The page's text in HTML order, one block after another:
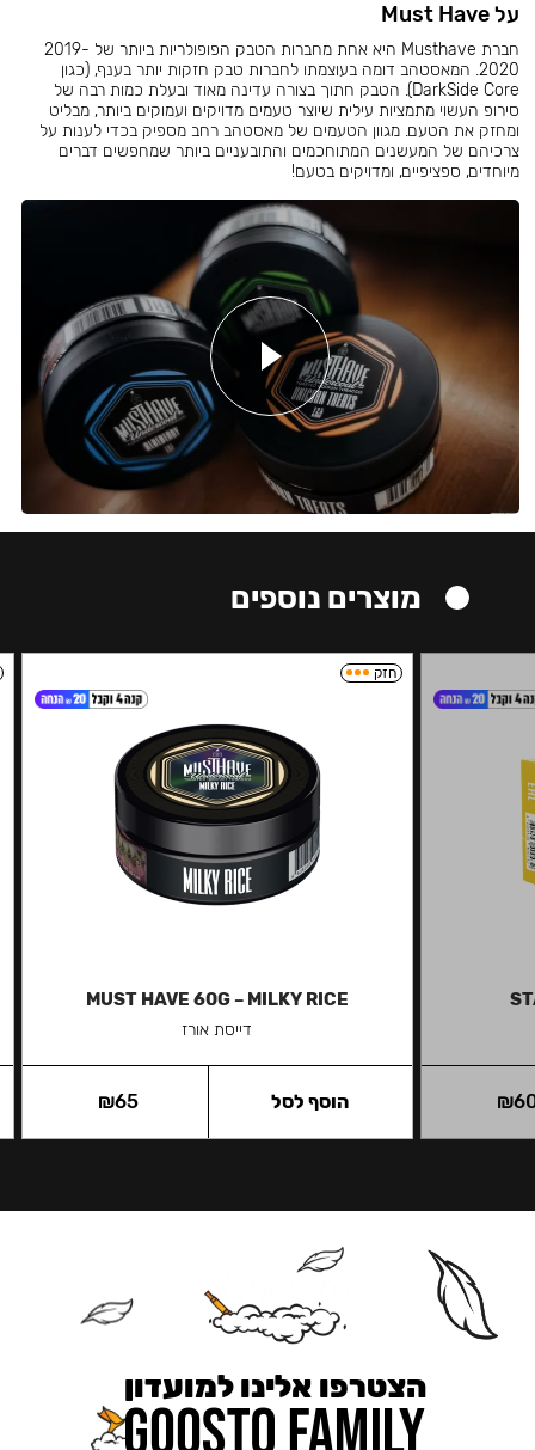
על Must Have
חברת Musthave היא אחת מחברות הטבק הפופולריות ביותר של 2019-
2020. המאסטהב דומה בעוצמתו לחברות טבק חזקות יותר בענף, (כגון
DarkSide Core). הטבק חתוך בצורה עדינה מאוד ובעלת כמות רבה של
סירופ העשוי מתמציות עילית שיוצר טעמים מדויקים ועמוקים ביותר, מבליט
ומחזק את הטעם. מגוון הטעמים של מאסטהב רחב מספיק בכדי לענות על
צרכיהם של המעשנים המתוחכמים והתובעניים ביותר שמחפשים דברים
מיוחדים, ספציפיים, ומדויקים בטעם!
מוצרים נוספים
₪
חזק
MUST HAVE 60G – MILKY RICE
דייסת אורז
₪65 הוסף לסל
הצטרפו אלינו למועדון